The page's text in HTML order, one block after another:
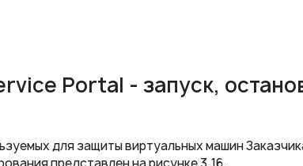
Portal - запуск,
для защиты виртуальных машин